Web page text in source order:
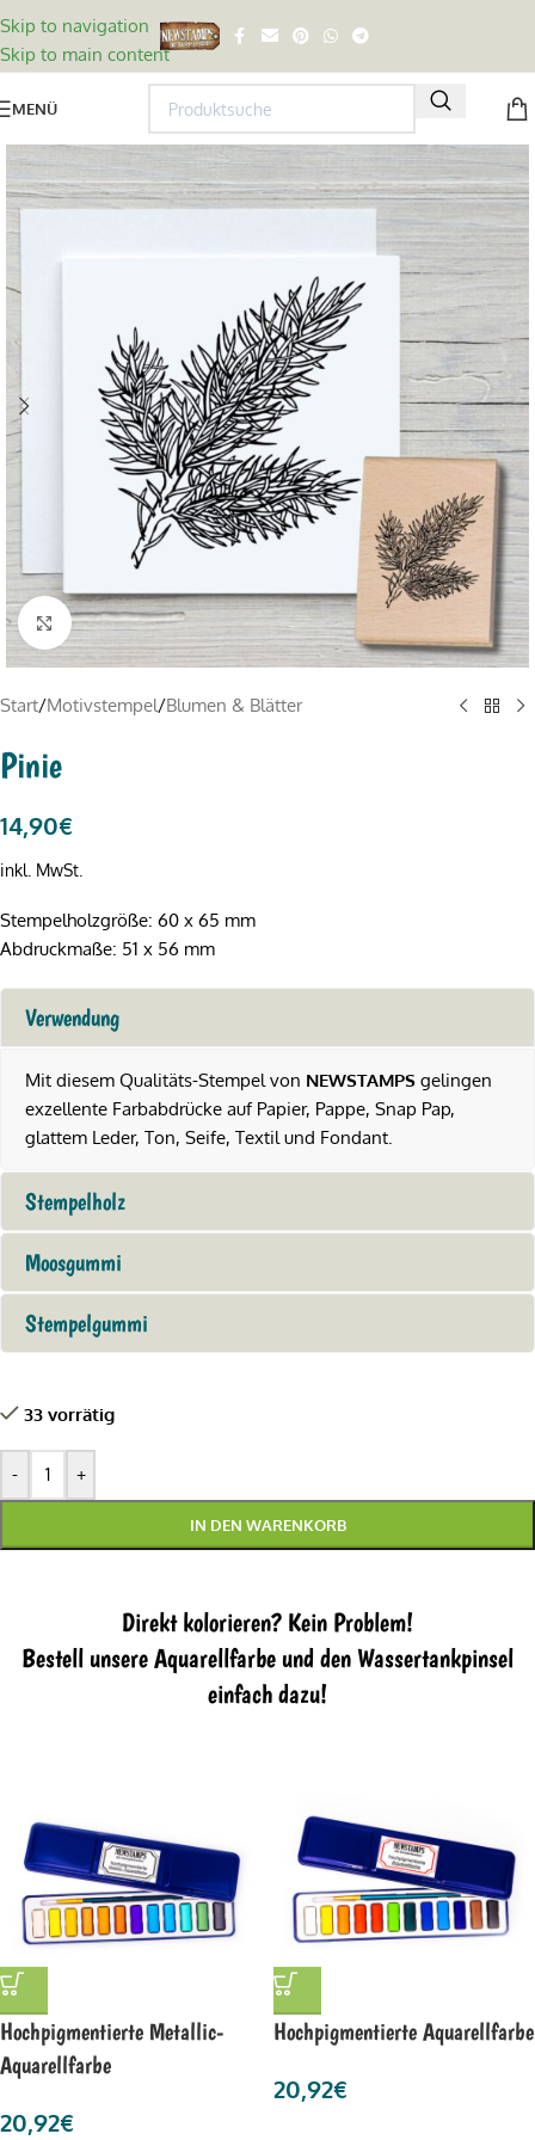
Skip to navigation
Skip to main content
MENÜ
Click to enlarge
Start/Motivstempel/Blumen & Blätter
Pinie
14,90€
inkl. MwSt.
Stempelholzgröße: 60 x 65 mm
Abdruckmaße: 51 x 56 mm
Verwendung
Mit diesem Qualitäts-Stempel von NEWSTAMPS gelingen
exzellente Farbabdrücke auf Papier, Pappe, Snap Pap,
glattem Leder, Ton, Seife, Textil und Fondant.
Stempelholz
Moosgummi
Stempelgummi
33 vorrätig
- +
IN DEN WARENKORB
Direkt kolorieren? Kein Problem!
Bestell unsere Aquarellfarbe und den Wassertankpinsel
einfach dazu!
Hochpigmentierte Metallic-
Aquarellfarbe
20,92€
Hochpigmentierte Aquarellfarbe
20,92€